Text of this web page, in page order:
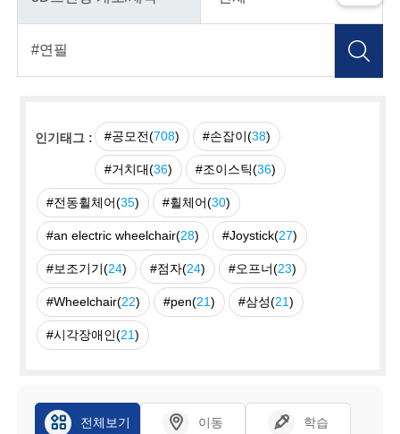
인기태그 : #공모전(708) #손잡이(38)
#거치대(36) #조이스틱(36)
#전동휠체어(35) #휠체어(30)
#an electric wheelchair(28) #Joystick(27)
#보조기기(24) #점자(24) #오프너(23)
#Wheelchair(22) #pen(21) #삼성(21)
#시각장애인(21)
전체보기 이동 학습